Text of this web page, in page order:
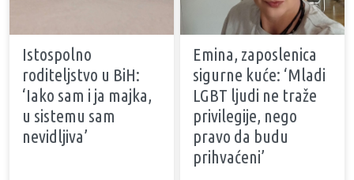
Istospolno
roditeljstvo u BiH:
‘Iako sam i ja majka,
u sistemu sam
nevidljiva’
Emina, zaposlenica
sigurne kuće: ‘Mladi
LGBT ljudi ne traže
privilegije, nego
pravo da budu
prihvaćeni’